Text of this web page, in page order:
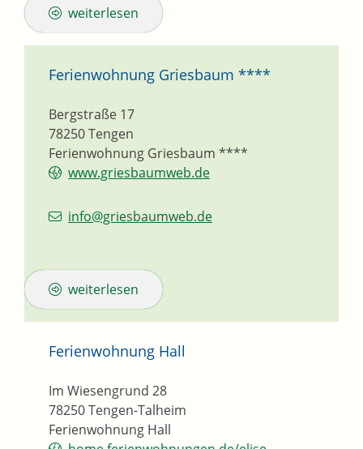
weiterlesen
Ferienwohnung Griesbaum ****
Ferienwohnung Griesbaum ****
Bergstraße 17
78250Tengen
www.griesbaumweb.de
info@griesbaumweb.de
weiterlesen
Ferienwohnung Hall
Ferienwohnung Hall
Im Wiesengrund 28
78250Tengen-Talheim